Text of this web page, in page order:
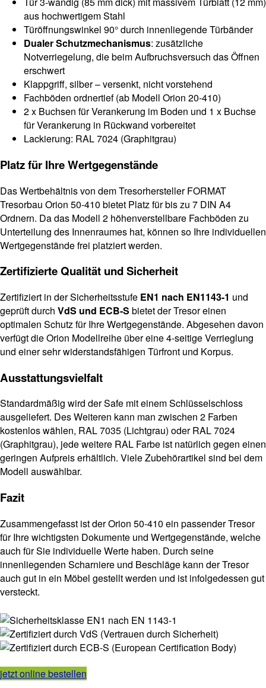
aus hochwertigem Stahl
Türöffnungswinkel 90° durch innenliegende Türbänder
Dualer Schutzmechanismus: zusätzliche
Notverriegelung, die beim Aufbruchsversuch das Öffnen
erschwert
Klappgriff, silber – versenkt, nicht vorstehend
Fachböden ordnertief (ab Modell Orion 20-410)
2 x Buchsen für Verankerung im Boden und 1 x Buchse
für Verankerung in Rückwand vorbereitet
Lackierung: RAL 7024 (Graphitgrau)
Platz für Ihre Wertgegenstände
Das Wertbehältnis von dem Tresorhersteller FORMAT
Tresorbau Orion 50-410 bietet Platz für bis zu 7 DIN A4
Ordnern. Da das Modell 2 höhenverstellbare Fachböden zu
Unterteilung des Innenraumes hat, können so Ihre individuellen
Wertgegenstände frei platziert werden.
Zertifizierte Qualität und Sicherheit
Zertifiziert in der Sicherheitsstufe EN1 nach EN1143-1 und
geprüft durch VdS und ECB-S bietet der Tresor einen
optimalen Schutz für Ihre Wertgegenstände. Abgesehen davon
verfügt die Orion Modellreihe über eine 4-seitige Verrieglung
und einer sehr widerstandsfähigen Türfront und Korpus.
Ausstattungsvielfalt
Standardmäßig wird der Safe mit einem Schlüsselschloss
ausgeliefert. Des Weiteren kann man zwischen 2 Farben
kostenlos wählen, RAL 7035 (Lichtgrau) oder RAL 7024
(Graphitgrau), jede weitere RAL Farbe ist natürlich gegen einen
geringen Aufpreis erhältlich. Viele Zubehörartikel sind bei dem
Modell auswählbar.
Fazit
Zusammengefasst ist der Orion 50-410 ein passender Tresor
für Ihre wichtigsten Dokumente und Wertgegenstände, welche
auch für Sie individuelle Werte haben. Durch seine
innenliegenden Scharniere und Beschläge kann der Tresor
auch gut in ein Möbel gestellt werden und ist infolgedessen gut
versteckt.
jetzt online bestellen